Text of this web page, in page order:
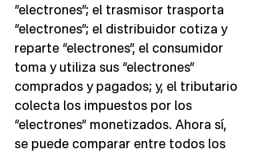
“electrones”; el trasmisor trasporta
“electrones”; el distribuidor cotiza y
reparte “electrones”, el consumidor
toma y utiliza sus “electrones”
comprados y pagados; y, el tributario
colecta los impuestos por los
“electrones” monetizados. Ahora sí,
se puede comparar entre todos los